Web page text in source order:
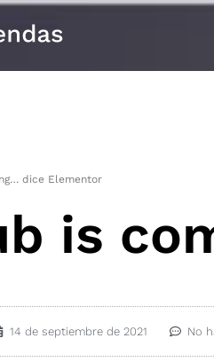
dice Elementor
is
14 de septiembre de 2021 No